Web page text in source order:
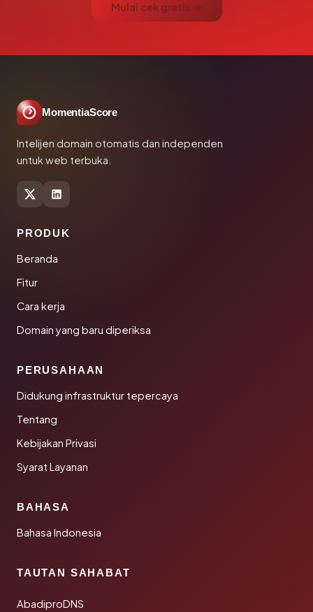
Mulai cek gratis →
MomentiaScore
Intelijen domain otomatis dan independen
untuk web terbuka.
PRODUK
Beranda
Fitur
Cara kerja
Domain yang baru diperiksa
PERUSAHAAN
Didukung infrastruktur tepercaya
Tentang
Kebijakan Privasi
Syarat Layanan
BAHASA
Bahasa Indonesia
TAUTAN SAHABAT
AbadiproDNS